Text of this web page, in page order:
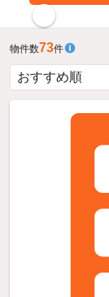
物件数73件